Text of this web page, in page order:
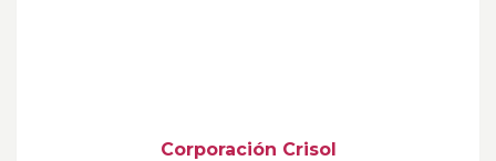
Corporación Crisol